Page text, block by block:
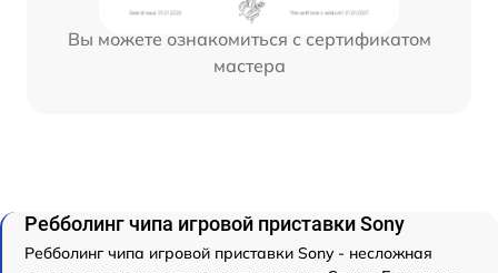
Вы можете ознакомиться с сертификатом
мастера
Ребболинг чипа игровой приставки Sony
Ребболинг чипа игровой приставки Sony - несложная